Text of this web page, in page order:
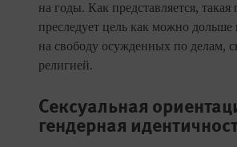
на годы. Как представляется, такая
преследует цель как можно дольше
на свободу осужденных по делам,
религией.
Сексуальная
гендерная